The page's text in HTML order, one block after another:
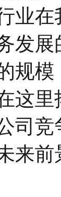
业
发
规模
这
司
来前